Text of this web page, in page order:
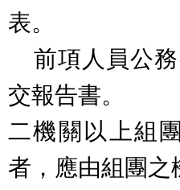
表。
前項人員公務
交報告書。
二機關以上組
者，應由組團之